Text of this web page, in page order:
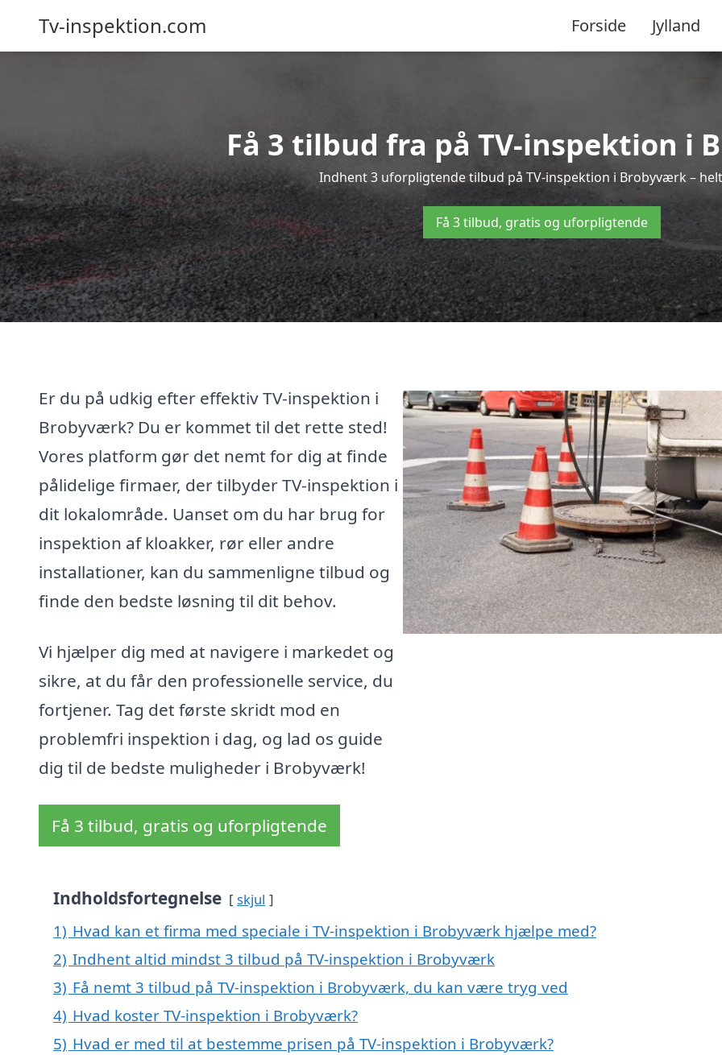
Tv-inspektion.com Forside Jylland
Få 3 tilbud fra på TV-inspektion i
Indhent 3 uforpligtende tilbud på TV-inspektion i Brobyværk –
Få 3 tilbud, gratis og uforpligtende
Er du på udkig efter effektiv TV-inspektion i
Brobyværk? Du er kommet til det rette sted!
Vores platform gør det nemt for dig at finde
pålidelige firmaer, der tilbyder TV-inspektion i
dit lokalområde. Uanset om du har brug for
inspektion af kloakker, rør eller andre
installationer, kan du sammenligne tilbud og
finde den bedste løsning til dit behov.
Vi hjælper dig med at navigere i markedet og
sikre, at du får den professionelle service, du
fortjener. Tag det første skridt mod en
problemfri inspektion i dag, og lad os guide
dig til de bedste muligheder i Brobyværk!
Få 3 tilbud, gratis og uforpligtende
Indholdsfortegnelse skjul
1) Hvad kan et firma med speciale i TV-inspektion i Brobyværk hjælpe med?
2) Indhent altid mindst 3 tilbud på TV-inspektion i Brobyværk
3) Få nemt 3 tilbud på TV-inspektion i Brobyværk, du kan være tryg ved
4) Hvad koster TV-inspektion i Brobyværk?
5) Hvad er med til at bestemme prisen på TV-inspektion i Brobyværk?